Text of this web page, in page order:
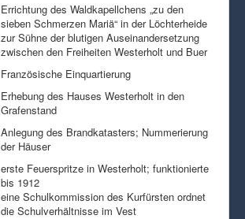
Errichtung des Waldkapellchens „zu den
sieben Schmerzen Mariä“ in der Löchterheide
zur Sühne der blutigen Auseinandersetzung
zwischen den Freiheiten Westerholt und Buer
Französische Einquartierung
Erhebung des Hauses Westerholt in den
Grafenstand
Anlegung des Brandkatasters; Nummerierung
der Häuser
erste Feuerspritze in Westerholt; funktionierte
bis 1912
eine Schulkommission des Kurfürsten ordnet
die Schulverhältnisse im Vest